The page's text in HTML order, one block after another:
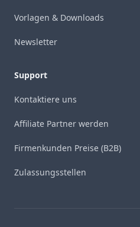
Vorlagen & Downloads
Newsletter
Support
Kontaktiere uns
Affiliate Partner werden
Firmenkunden Preise (B2B)
Zulassungsstellen